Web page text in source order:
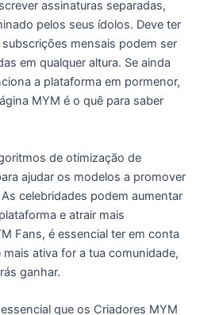
assinaturas separadas,
pelos seus ídolos. Deve ter
mensais podem ser
em qualquer altura. Se ainda
a plataforma em pormenor,
MYM é o quê para saber
de otimização de
ajudar os modelos a promover
celebridades podem aumentar
e atrair mais
Fans, é essencial ter em conta
ativa for a tua comunidade,
ganhar.
que os Criadores MYM